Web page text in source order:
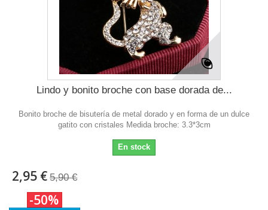
Lindo y bonito broche con base dorada de...
Bonito broche de bisutería de metal dorado y en forma de un dulce
gatito con cristales Medida broche: 3.3*3cm
En stock
2,95 € 5,90 €
-50%